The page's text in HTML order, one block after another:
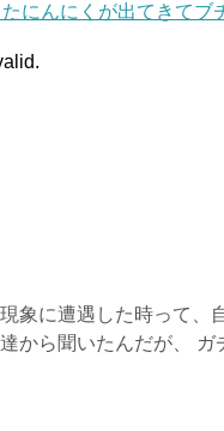
にんにくが出てきて
象に遭遇した時って、
から聞いたんだが、 ガ